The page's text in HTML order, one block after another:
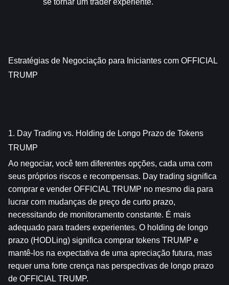
se tornar um trader experiente.
Estratégias de Negociação para Iniciantes com OFFICIAL
TRUMP
1. Day Trading vs. Holding de Longo Prazo de Tokens
TRUMP
Ao negociar, você tem diferentes opções, cada uma com
seus próprios riscos e recompensas. Day trading significa
comprar e vender OFFICIAL TRUMP no mesmo dia para
lucrar com mudanças de preço de curto prazo,
necessitando de monitoramento constante. É mais
adequado para traders experientes. O holding de longo
prazo (HODLing) significa comprar tokens TRUMP e
mantê-los na expectativa de uma apreciação futura, mas
requer uma forte crença nas perspectivas de longo prazo
de OFFICIAL TRUMP.